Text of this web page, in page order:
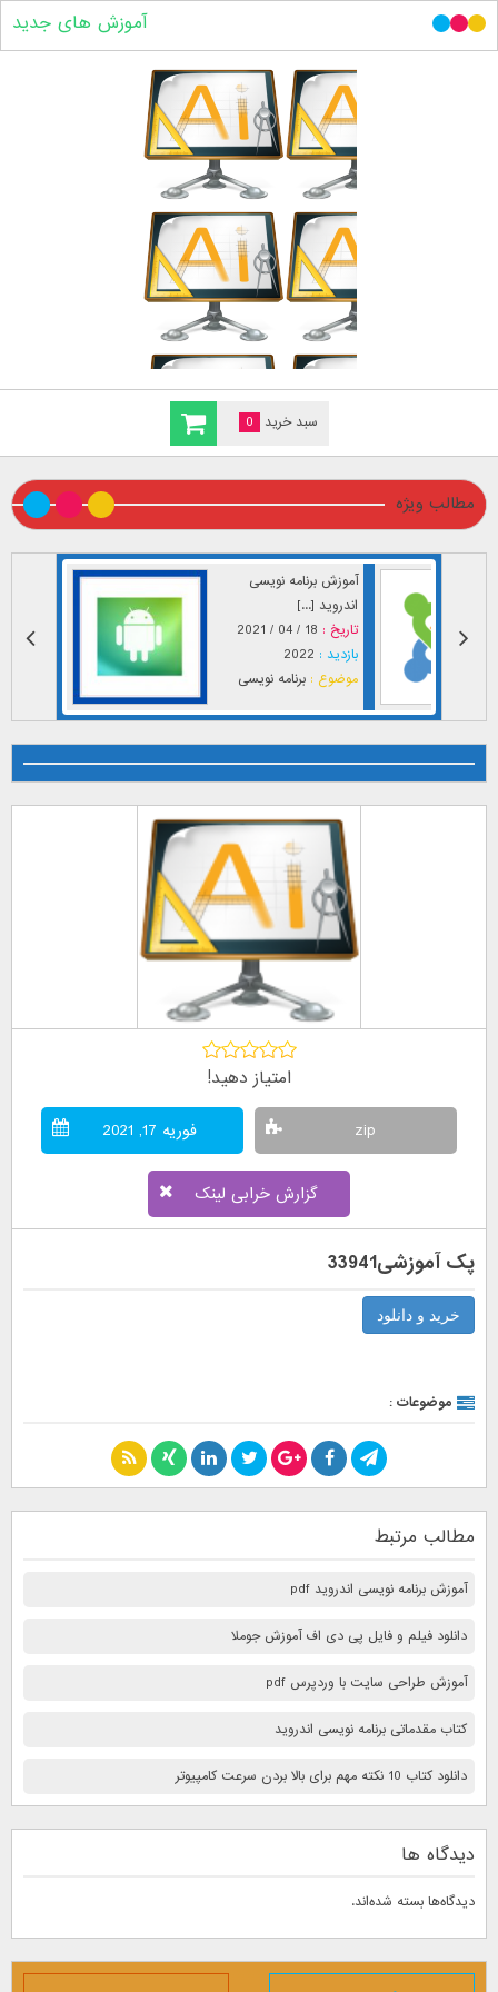
سبد خرید 0
آموزش های جدید
مطالب ویژه
آموزش برنامه نویسی
اندروید [...]
تاریخ : 18 / 04 / 2021
بازدید : 2022
موضوع : برنامه نویسی
امتیاز دهید!
zip فوریه 17, 2021
گزارش خرابی لینک
پک آموزشی33941
خرید و دانلود
موضوعات :
مطالب مرتبط
آموزش برنامه نویسی اندروید pdf
دانلود فیلم و فایل پی دی اف آموزش جوملا
آموزش طراحی سایت با وردپرس pdf
کتاب مقدماتی برنامه نویسی اندروید
دانلود کتاب 10 نكته مهم برای بالا بردن سرعت كامپيوتر
دیدگاه ها
دیدگاه‌ها بسته شده‌اند.